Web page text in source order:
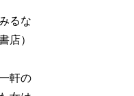
るな
店）
軒の